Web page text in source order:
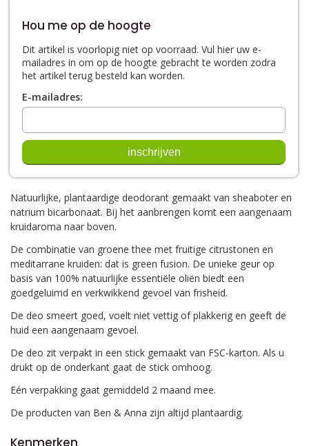
Hou me op de hoogte
Dit artikel is voorlopig niet op voorraad. Vul hier uw e-
mailadres in om op de hoogte gebracht te worden zodra
het artikel terug besteld kan worden.
E-mailadres:
Natuurlijke, plantaardige deodorant gemaakt van sheaboter en
natrium bicarbonaat. Bij het aanbrengen komt een aangenaam
kruidaroma naar boven.
De combinatie van groene thee met fruitige citrustonen en
meditarrane kruiden: dat is green fusion. De unieke geur op
basis van 100% natuurlijke essentiële oliën biedt een
goedgeluimd en verkwikkend gevoel van frisheid.
De deo smeert goed, voelt niet vettig of plakkerig en geeft de
huid een aangenaam gevoel.
De deo zit verpakt in een stick gemaakt van FSC-karton. Als u
drukt op de onderkant gaat de stick omhoog.
Eén verpakking gaat gemiddeld 2 maand mee.
De producten van Ben & Anna zijn altijd plantaardig.
Kenmerken